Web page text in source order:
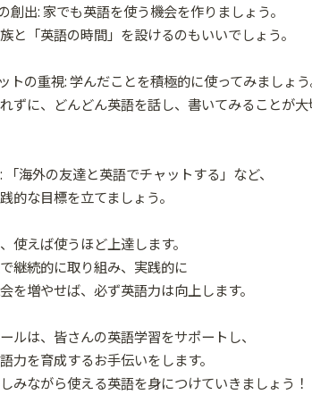
創出: 家でも英語を使う機会を作りましょう。
と「英語の時間」を設けるのもいいでしょう。
トの重視: 学んだことを積極的に使ってみましょう
ずに、どんどん英語を話し、書いてみることが大
「海外の友達と英語でチャットする」など、
的な目標を立てましょう。
使えば使うほど上達します。
継続的に取り組み、実践的に
を増やせば、必ず英語力は向上します。
ルは、皆さんの英語学習をサポートし、
力を育成するお手伝いをします。
みながら使える英語を身につけていきましょう！